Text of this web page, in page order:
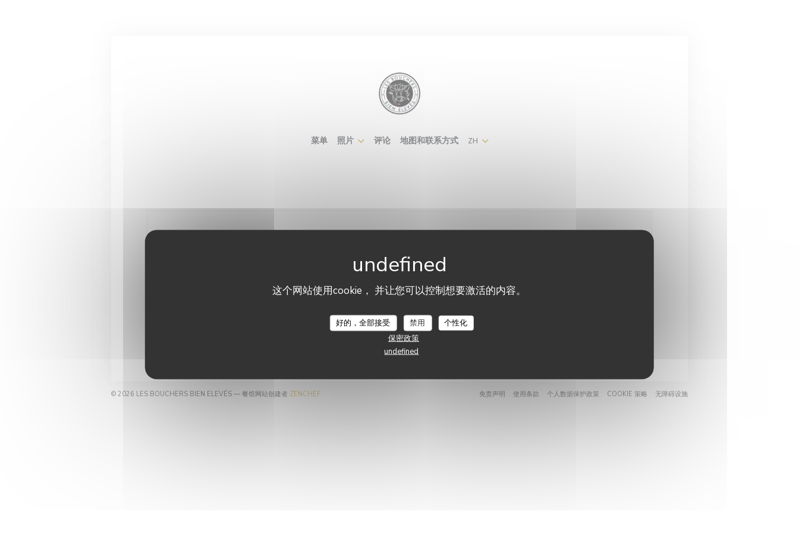
这个网站使用cookie， 并让您可以控制想要激活的内容。
好的，全部接受 禁用
个性化
保密政策
undefined
菜单 照片 评论 地图和联系方式 ZH
订阅我们的时事通讯，通过电子邮件接收我们的个性化通讯和营
© 2026 LES BOUCHERS BIEN ELEVÉS — 餐馆网站创建者 ZENCHEF((在新窗口中打开)) 免责声明 ((在新窗口中打开))
使用条款 ((在新窗口中打开))
个人数据保护政策 ((在新窗口中打开))
COOKIE 策略 ((在新窗口中打开))
无障碍设施((在新窗口中打开))